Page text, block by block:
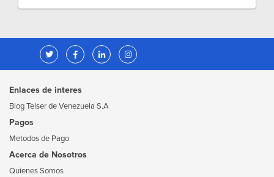
Enlaces de interes
Blog Telser de Venezuela S.A
Pagos
Metodos de Pago
Acerca de Nosotros
Quienes Somos